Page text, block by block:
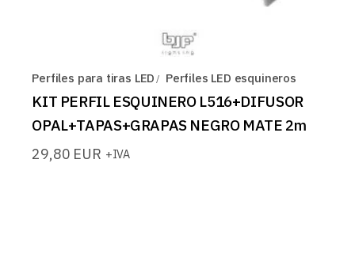
Perfiles para tiras LED Perfiles LED esquineros
KIT PERFIL ESQUINERO L516+DIFUSOR
OPAL+TAPAS+GRAPAS NEGRO MATE 2m
29,80 EUR +IVA